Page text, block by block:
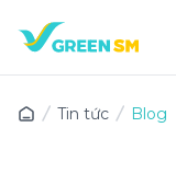
Tin tức Blog